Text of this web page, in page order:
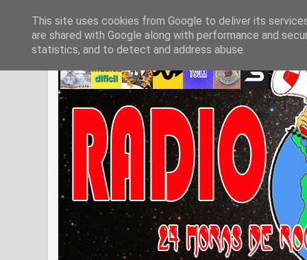
This site uses cookies from Google to deliver its
are shared with Google along with performance and
statistics, and to detect and address abuse.